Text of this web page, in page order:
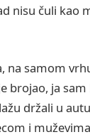
nisu čuli kao
samom
ja sam
držali u
i